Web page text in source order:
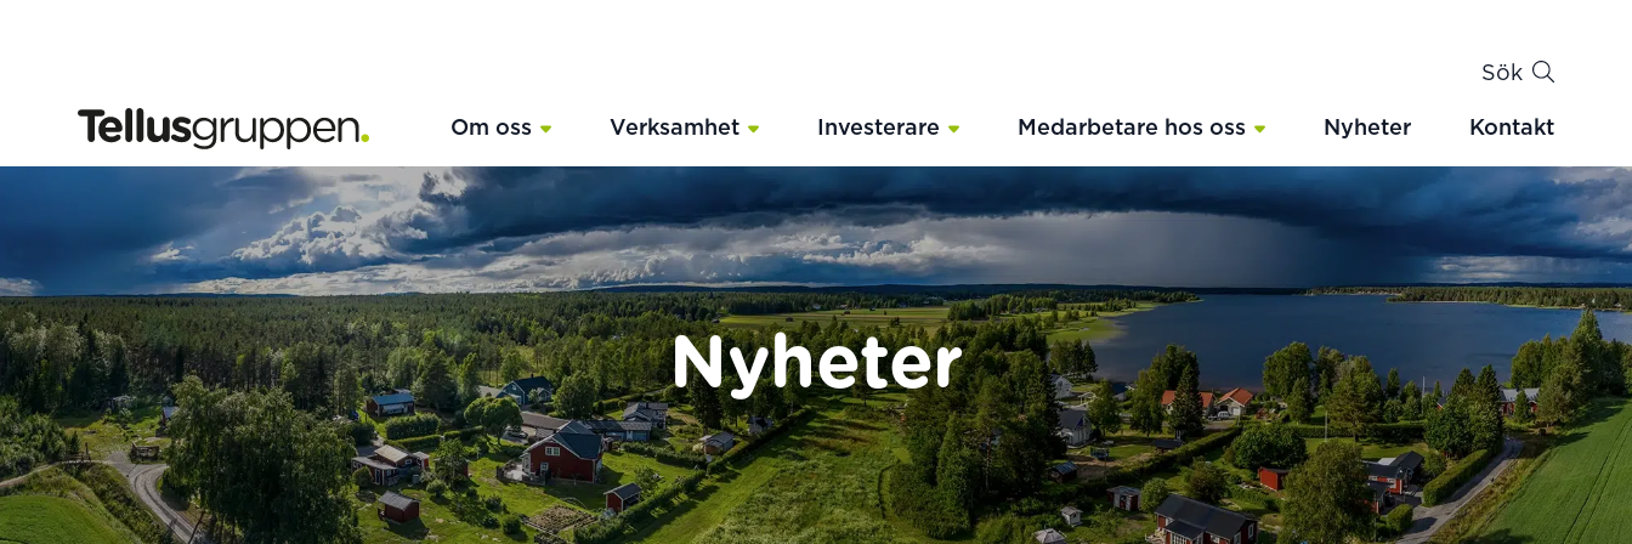
Sök
Hoppa till innehåll
Tellusgruppen Om oss Verksamhet Investerare Medarbetare hos oss Nyheter Kontakt
Nyheter